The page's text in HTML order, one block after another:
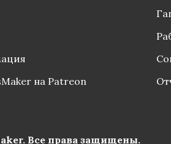
на Patreon
Все права защищены.